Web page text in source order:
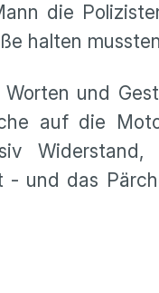
die
halten
und
auf die
Widerstand,
und das